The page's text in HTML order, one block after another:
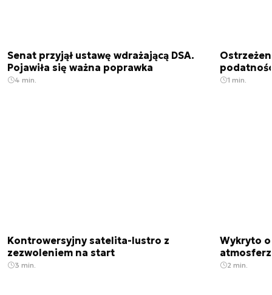
Senat przyjął ustawę wdrażającą DSA.
Pojawiła się ważna poprawka
4 min. 1 min.
Kontrowersyjny satelita-lustro z
zezwoleniem na start
3 min.
Wykryto
2 min.